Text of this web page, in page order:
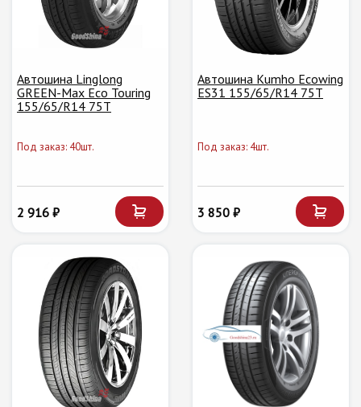
Автошина Linglong
GREEN-Max Eco Touring
155/65/R14 75T
Под заказ: 40шт.
2 916 ₽
Автошина Kumho Ecowing
ES31 155/65/R14 75T
Под заказ: 4шт.
3 850 ₽